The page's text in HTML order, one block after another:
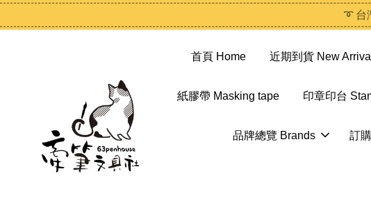
➰
首頁 Home 近期到貨 New
紙膠帶 Masking tape 印章印台
品牌總覽 Brands 訂